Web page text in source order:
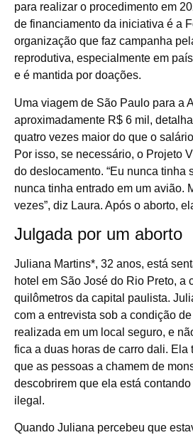
para realizar o procedimento em
de financiamento da iniciativa é a
organização que faz campanha
reprodutiva, especialmente em
e é mantida por doações.
Uma viagem de São Paulo para a
aproximadamente R$ 6 mil,
quatro vezes maior do que o
Por isso, se necessário, o Projeto
do deslocamento. “Eu nunca tinha
nunca tinha entrado em um avião.
vezes”, diz Laura. Após o aborto,
Julgada por um aborto
Juliana Martins*, 32 anos, está
hotel em São José do Rio Preto, a
quilômetros da capital paulista.
com a entrevista sob a condição
realizada em um local seguro, e
fica a duas horas de carro dali. Ela
que as pessoas a chamem de
descobrirem que ela está
ilegal.
Quando Juliana percebeu que